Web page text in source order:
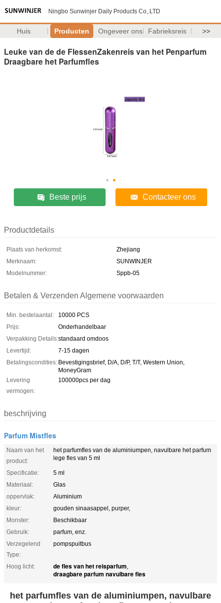
Ningbo Sunwinjer Daily Products Co,.LTD
Huis Producten Ongeveer ons Fabrieksreis >>
Leuke van de de FlessenZakenreis van het Penparfum
Draagbare het Parfumfles
Beste prijs Contacteer ons
Productdetails
Plaats van herkomst:
Zhejiang
Merknaam:
SUNWINJER
Modelnummer:
Sppb-05
Betalen & Verzenden Algemene voorwaarden
Min. bestelaantal:
10000 PCS
Prijs:
Onderhandelbaar
Verpakking Details:standaard omdoos
Levertijd:
7-15 dagen
Betalingscondities: Bevestigingsbrief, D/A, D/P, T/T, Western Union,
MoneyGram
Levering
vermogen:
100000pcs per dag
beschrijving
Parfum Mistfles
Naam van het
product:
het parfumfles van de aluminiumpen, navulbare het parfum
lege fles van 5 ml
Specificatie:
5 ml
Materiaal:
Glas
oppervlak:
Aluminium
kleur:
gouden sinaasappel, purper,
Monster:
Beschikbaar
Gebruik:
parfum, enz.
Verzegelend
Type:
pompspuitbus
Hoog licht: de fles van het reisparfum,
draagbare parfum navulbare fles
het parfumfles van de aluminiumpen, navulbare